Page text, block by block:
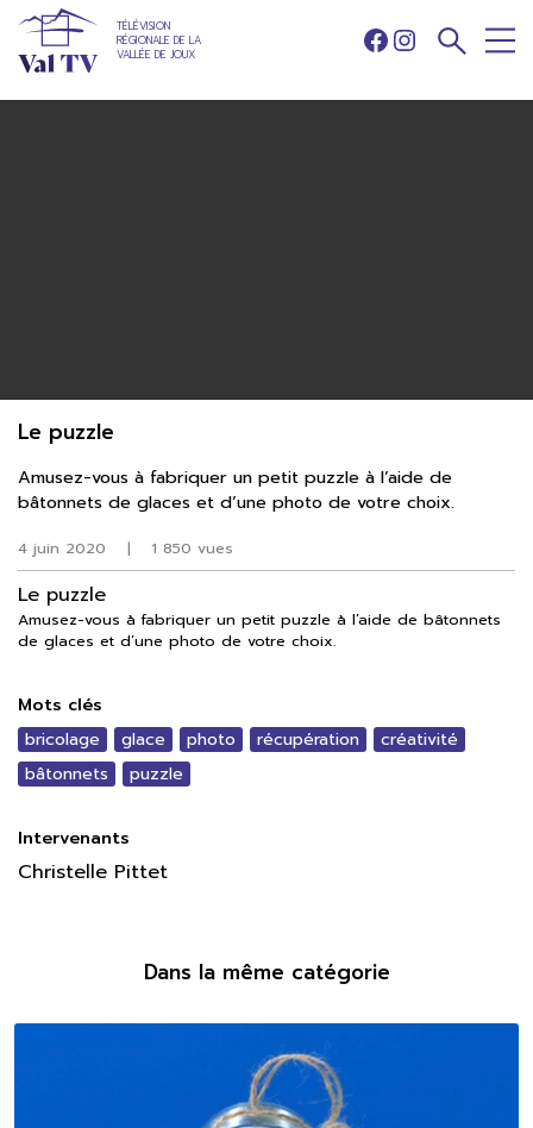
TÉLÉVISION
RÉGIONALE DE LA
VALLÉE DE JOUX
Facebook
Instagram
4 juin 2020 | 1 850 vues
Le puzzle
Amusez-vous à fabriquer un petit puzzle à l’aide de bâtonnets
de glaces et d’une photo de votre choix.
Mots clés
bricolage glace photo récupération
créativité
bâtonnets
puzzle
Intervenants
Christelle Pittet
Le puzzle
Amusez-vous à fabriquer un petit puzzle à l’aide de
bâtonnets de glaces et d’une photo de votre choix.
Dans la même catégorie